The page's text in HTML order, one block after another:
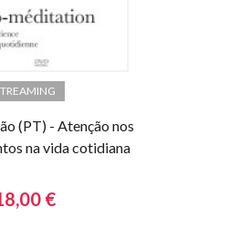
(PT) - Atenção nos
na vida cotidiana
€